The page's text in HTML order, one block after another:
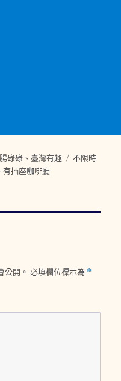
碌碌 、 臺灣有趣
標
不限時
有插座咖啡廳
公開。 必填欄位標示為 *